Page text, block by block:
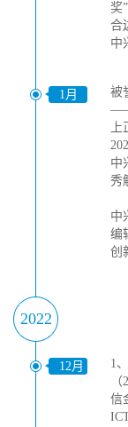
奖
合
中
1月
被
中
秀
中
编
创
2022
12月
1
信